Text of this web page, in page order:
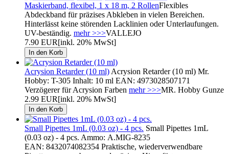
Maskierband, flexibel, 1 x 18 m, 2 RollenFlexibles
Abdeckband für präzises Abkleben in vielen Bereichen.
Hinterlässt keine störenden Lacklinien oder Unterlaufungen.
UV-beständig. mehr >>>VALLEJO
7.90 EUR[inkl. 20% MwSt]
Acrysion Retarder (10 ml) Acrysion Retarder (10 ml) Mr.
Hobby: T-305 Inhalt: 10 ml EAN: 4973028507171
Verzögerer für Acrysion Farben mehr >>>MR. Hobby Gunze
2.99 EUR[inkl. 20% MwSt]
Small Pipettes 1mL (0.03 oz) - 4 pcs. Small Pipettes 1mL
(0.03 oz) - 4 pcs. Ammo: A.MIG-8235
EAN: 8432074082354 Praktische, wiederverwendbare